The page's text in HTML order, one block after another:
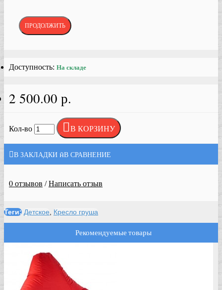
ПРОДОЛЖИТЬ
Доступность: На складе
2 500.00 р.
Кол-во В КОРЗИНУ
В ЗАКЛАДКИ В СРАВНЕНИЕ
0 отзывов /Написать отзыв
Теги: Детское, Кресло груша
Рекомендуемые товары